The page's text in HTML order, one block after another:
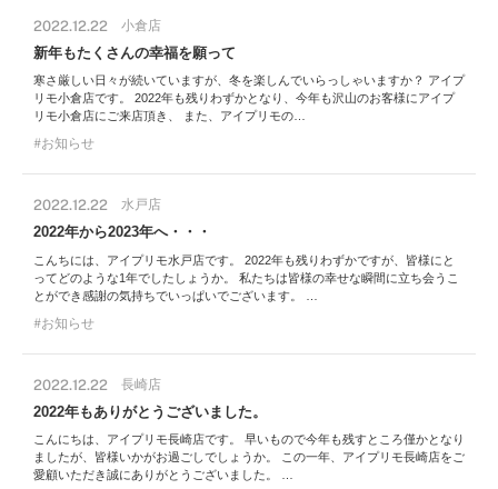
2022.12.22 小倉店
新年もたくさんの幸福を願って
寒さ厳しい日々が続いていますが、冬を楽しんでいらっしゃいますか？ アイプ
リモ小倉店です。 2022年も残りわずかとなり、今年も沢山のお客様にアイプ
リモ小倉店にご来店頂き、 また、アイプリモの…
お知らせ
2022.12.22 水戸店
2022年から2023年へ・・・
こんちには、アイプリモ水戸店です。 2022年も残りわずかですが、皆様にと
ってどのような1年でしたしょうか。 私たちは皆様の幸せな瞬間に立ち会うこ
とができ感謝の気持ちでいっぱいでございます。 …
お知らせ
2022.12.22 長崎店
2022年もありがとうございました。
こんにちは、アイプリモ長崎店です。 早いもので今年も残すところ僅かとなり
ましたが、皆様いかがお過ごしでしょうか。 この一年、アイプリモ長崎店をご
愛顧いただき誠にありがとうございました。 …